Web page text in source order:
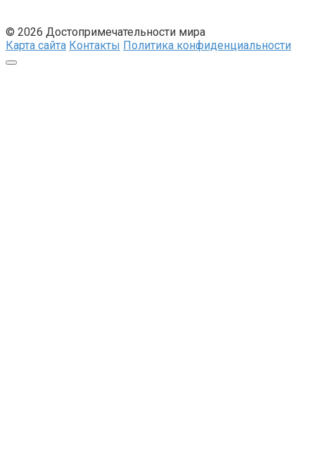
© 2026 Достопримечательности мира
Карта сайта Контакты Политика конфиденциальности